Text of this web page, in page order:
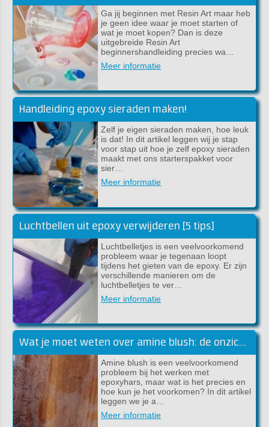
Ga jij beginnen met Resin Art maar heb
je geen idee waar je moet starten of
wat je moet kopen? Dan is deze
uitgebreide Resin Art
beginnershandleiding precies wa…
Meer informatie
Handleiding epoxy sieraden maken!
Zelf je eigen sieraden maken, hoe leuk
is dat! In dit artikel leggen wij je stap
voor stap uit hoe je zelf epoxy sieraden
maakt met ons starterspakket voor
sier…
Meer informatie
Luchtbellen uit epoxy verwijderen [5 tips]
Luchtbelletjes is een veelvoorkomend
probleem waar je tegenaan loopt
tijdens het gieten van de epoxy. Er zijn
verschillende manieren om de
luchtbelletjes te ver…
Meer informatie
Wat je moet weten over amine blush: de onzichtbare vijand van epoxyhars
Amine blush is een veelvoorkomend
probleem bij het werken met
epoxyhars, maar wat is het precies en
hoe kun je het voorkomen? In dit artikel
leggen we je a…
Meer informatie